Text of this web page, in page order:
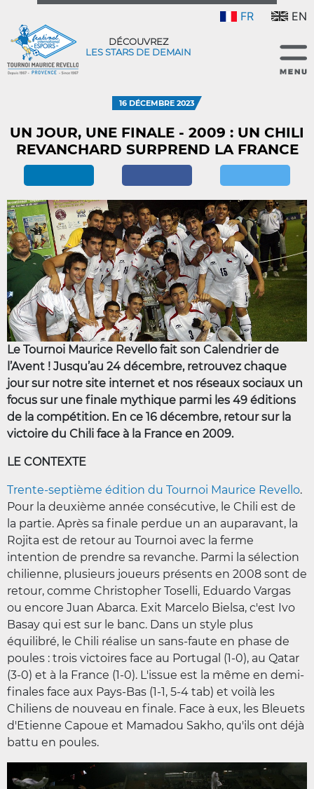
FR EN
DÉCOUVREZ
LES STARS DE DEMAIN
16 DÉCEMBRE 2023
UN JOUR, UNE FINALE - 2009 : UN CHILI
REVANCHARD SURPREND LA FRANCE
Le Tournoi Maurice Revello fait son Calendrier de
l’Avent ! Jusqu’au 24 décembre, retrouvez chaque
jour sur notre site internet et nos réseaux sociaux un
focus sur une finale mythique parmi les 49 éditions
de la compétition. En ce 16 décembre, retour sur la
victoire du Chili face à la France en 2009.
LE CONTEXTE
Trente-septième édition du Tournoi Maurice Revello.
Pour la deuxième année consécutive, le Chili est de
la partie. Après sa finale perdue un an auparavant, la
Rojita est de retour au Tournoi avec la ferme
intention de prendre sa revanche. Parmi la sélection
chilienne, plusieurs joueurs présents en 2008 sont de
retour, comme Christopher Toselli, Eduardo Vargas
ou encore Juan Abarca. Exit Marcelo Bielsa, c'est Ivo
Basay qui est sur le banc. Dans un style plus
équilibré, le Chili réalise un sans-faute en phase de
poules : trois victoires face au Portugal (1-0), au Qatar
(3-0) et à la France (1-0). L'issue est la même en demi-
finales face aux Pays-Bas (1-1, 5-4 tab) et voilà les
Chiliens de nouveau en finale. Face à eux, les Bleuets
d'Etienne Capoue et Mamadou Sakho, qu'ils ont déjà
battu en poules.